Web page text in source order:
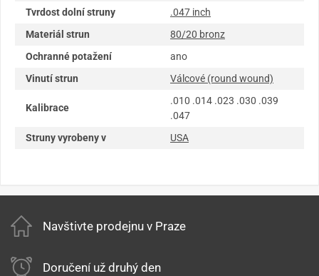
Tvrdost dolní struny
.047 inch
Materiál strun
80/20 bronz
Ochranné potažení
ano
Vinutí strun
Válcové (round wound)
Kalibrace
.010 .014 .023 .030 .039
.047
Struny vyrobeny v
USA
Navštivte prodejnu v Praze
Doručení už druhý den